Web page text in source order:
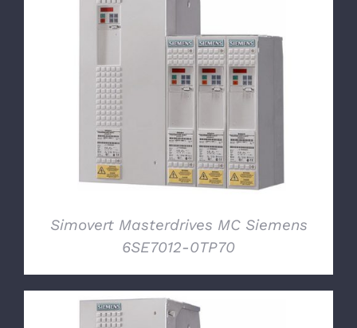
DETTAGLI
Simovert Masterdrives MC Siemens
6SE7012-0TP70